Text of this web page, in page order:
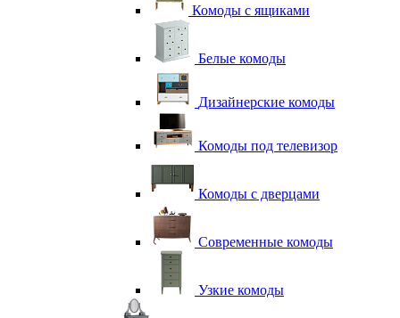
Комоды с ящиками
Белые комоды
Дизайнерские комоды
Комоды под телевизор
Комоды с дверцами
Современные комоды
Узкие комоды